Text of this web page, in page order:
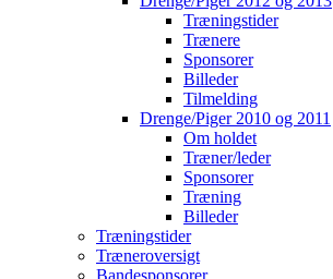
Træningstider
Trænere
Sponsorer
Billeder
Tilmelding
Drenge/Piger 2010 og 2011
Om holdet
Træner/leder
Sponsorer
Træning
Billeder
Træningstider
Træneroversigt
Bandesponsorer